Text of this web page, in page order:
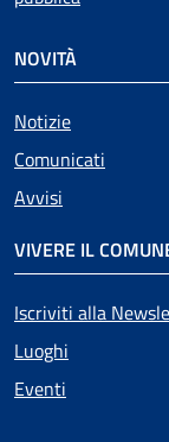
NOVITÀ
Notizie
Comunicati
Avvisi
VIVERE IL
Iscriviti alla
Luoghi
Eventi